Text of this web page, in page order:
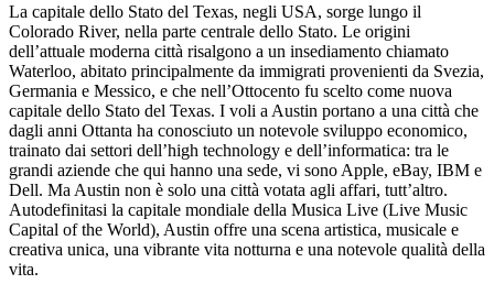
La capitale dello Stato del Texas, negli USA, sorge lungo il
Colorado River, nella parte centrale dello Stato. Le origini
dell’attuale moderna città risalgono a un insediamento chiamato
Waterloo, abitato principalmente da immigrati provenienti da Svezia,
Germania e Messico, e che nell’Ottocento fu scelto come nuova
capitale dello Stato del Texas. I voli a Austin portano a una città che
dagli anni Ottanta ha conosciuto un notevole sviluppo economico,
trainato dai settori dell’high technology e dell’informatica: tra le
grandi aziende che qui hanno una sede, vi sono Apple, eBay, IBM e
Dell. Ma Austin non è solo una città votata agli affari, tutt’altro.
Autodefinitasi la capitale mondiale della Musica Live (Live Music
Capital of the World), Austin offre una scena artistica, musicale e
creativa unica, una vibrante vita notturna e una notevole qualità della
vita.